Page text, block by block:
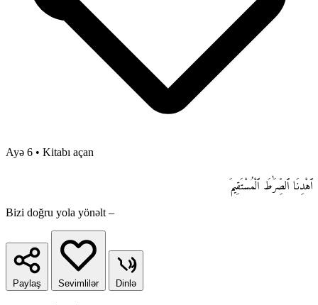
Ayə 6 • Kitabı açan
ٱهْدِنَا ٱلصِّرَٰطَ ٱلْمُسْتَقِيمَ
Bizi doğru yola yönəlt –
Paylaş Sevimlilər Dinlə